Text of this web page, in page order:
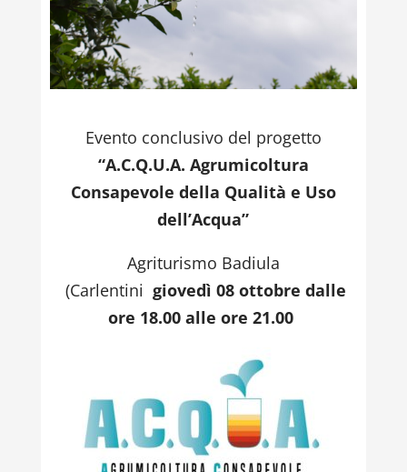
Evento conclusivo del progetto
“A.C.Q.U.A. Agrumicoltura
Consapevole della Qualità e Uso
dell’Acqua”
Agriturismo Badiula
(Carlentini giovedì 08 ottobre dalle
ore 18.00 alle ore 21.00